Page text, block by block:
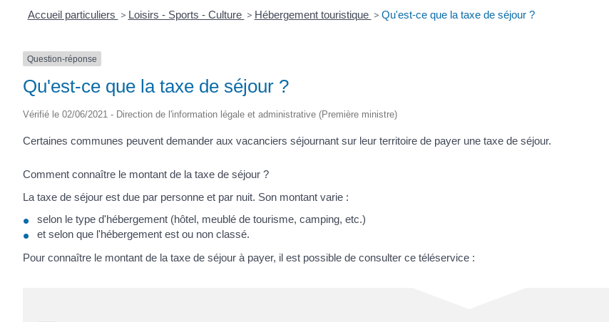
Accueil particuliers > Loisirs - Sports - Culture > Hébergement touristique > Qu'est-ce que la taxe de séjour ?
Question-réponse
Qu'est-ce que la taxe de séjour ?
Vérifié le 02/06/2021 - Direction de l'information légale et administrative (Première ministre)
Certaines communes peuvent demander aux vacanciers séjournant sur leur territoire de payer une taxe de séjour.
Comment connaître le montant de la taxe de séjour ?
La taxe de séjour est due par personne et par nuit. Son montant varie :
selon le type d'hébergement (hôtel, meublé de tourisme, camping, etc.)
et selon que l'hébergement est ou non classé.
Pour connaître le montant de la taxe de séjour à payer, il est possible de consulter ce téléservice :